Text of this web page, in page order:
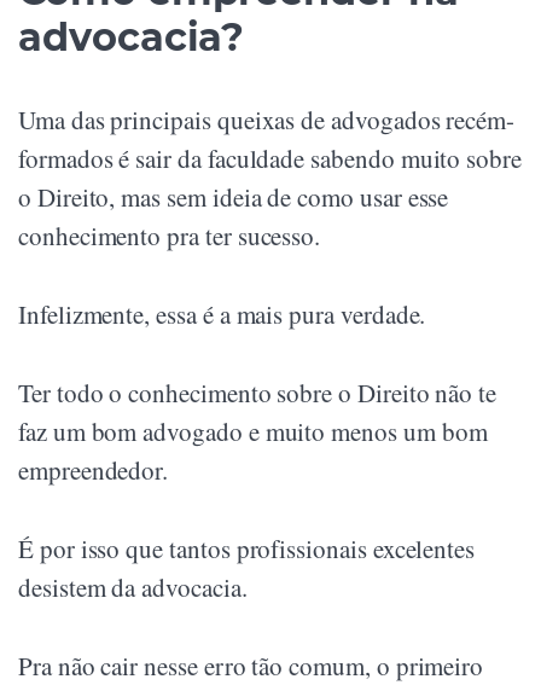
advocacia?
Uma das principais queixas de advogados recém-
formados é sair da faculdade sabendo muito sobre
o Direito, mas sem ideia de como usar esse
conhecimento pra ter sucesso.
Infelizmente, essa é a mais pura verdade.
Ter todo o conhecimento sobre o Direito não te
faz um bom advogado e muito menos um bom
empreendedor.
É por isso que tantos profissionais excelentes
desistem da advocacia.
Pra não cair nesse erro tão comum, o primeiro